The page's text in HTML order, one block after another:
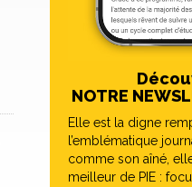
NOTRE
Elle est la digne
l’emblématique
comme son aîné,
meilleur de PIE :